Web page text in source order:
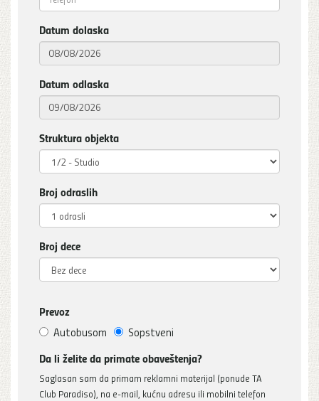
Datum dolaska
Datum odlaska
Struktura objekta
Broj odraslih
Broj dece
Prevoz
Autobusom Sopstveni
Da li želite da primate obaveštenja?
Saglasan sam da primam reklamni materijal (ponude TA
Club Paradiso), na e-mail, kućnu adresu ili mobilni telefon